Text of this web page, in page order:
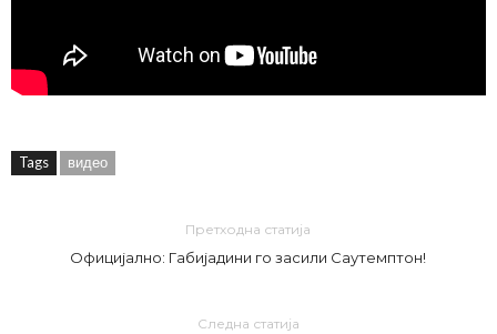
Tags видео
Претходна статија
Официјално: Габијадини го засили Саутемптон!
Следна статија